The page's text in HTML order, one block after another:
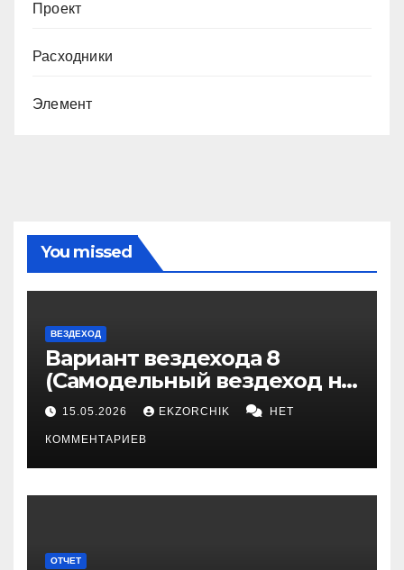
Проект
Расходники
Элемент
You missed
ВЕЗДЕХОД
Вариант вездехода 8
(Самодельный вездеход на
гусеницах)
15.05.2026 EKZORCHIK НЕТ
КОММЕНТАРИЕВ
ОТЧЕТ